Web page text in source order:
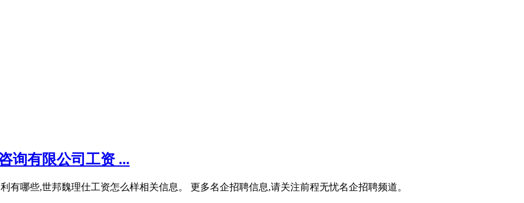
询有限公司工资 ...
哪些,世邦魏理仕工资怎么样相关信息。 更多名企招聘信息,请关注前程无忧名企招聘频道。